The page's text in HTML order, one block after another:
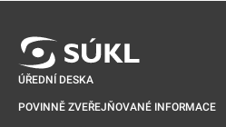
ÚŘEDNÍ DESKA
POVINNĚ ZVEŘEJŇOVANÉ INFORMACE